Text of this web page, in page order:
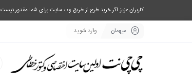
کاربران عزیز اگر خرید طرح از طریق وب سایت برای شما مقدور نیست، به شماره بله یا تلگرام 09033063003 پیام بفرستید، یا تماس
میهمان وارد شوید